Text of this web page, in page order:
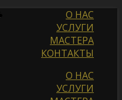
О НАС
УСЛУГИ
МАСТЕРА
КОНТАКТЫ
О НАС
УСЛУГИ